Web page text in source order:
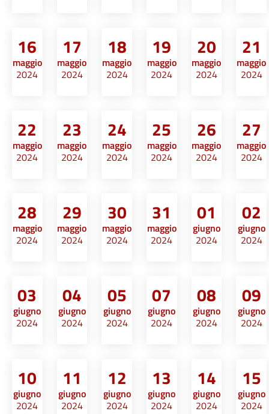
16
maggio
2024
17
maggio
2024
18
maggio
2024
19
maggio
2024
20
maggio
2024
21
maggio
2024
22
maggio
2024
23
maggio
2024
24
maggio
2024
25
maggio
2024
26
maggio
2024
27
maggio
2024
28
maggio
2024
29
maggio
2024
30
maggio
2024
31
maggio
2024
01
giugno
2024
02
giugno
2024
03
giugno
2024
04
giugno
2024
05
giugno
2024
07
giugno
2024
08
giugno
2024
09
giugno
2024
10
giugno
2024
11
giugno
2024
12
giugno
2024
13
giugno
2024
14
giugno
2024
15
giugno
2024